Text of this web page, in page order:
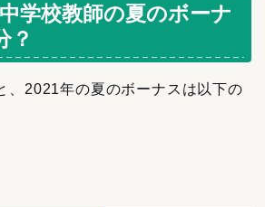
学校教師の夏のボーナ
？
、2021年の夏のボーナスは以下の